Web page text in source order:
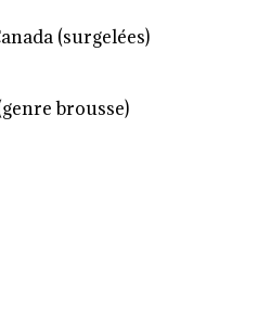
(surgelées)
brousse)